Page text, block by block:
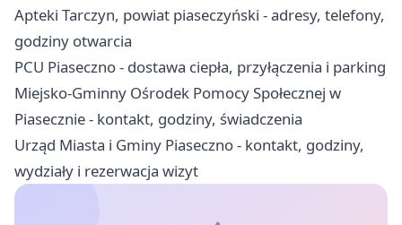
Apteki Tarczyn, powiat piaseczyński - adresy, telefony,
godziny otwarcia
PCU Piaseczno - dostawa ciepła, przyłączenia i parking
Miejsko-Gminny Ośrodek Pomocy Społecznej w
Piasecznie - kontakt, godziny, świadczenia
Urząd Miasta i Gminy Piaseczno - kontakt, godziny,
wydziały i rezerwacja wizyt